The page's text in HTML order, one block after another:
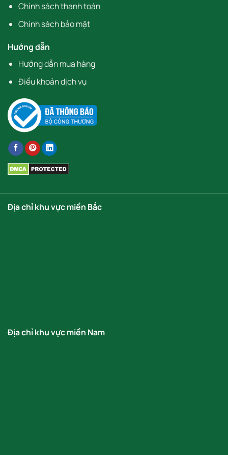
Chính sách thanh toán
Chính sách bảo mật
Hướng dẫn
Hướng dẫn mua hàng
Điều khoản dịch vụ
Địa chỉ khu vực miền Bắc
Địa chỉ khu vực miền Nam